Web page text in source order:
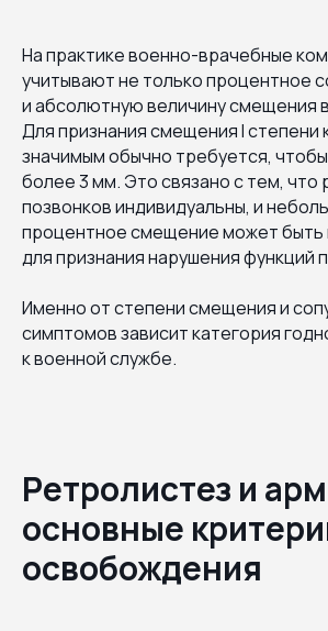
На практике военно-врачебные
учитывают не только процентное
и абсолютную величину смещения
Для признания смещения I степени
значимым обычно требуется,
более 3 мм. Это связано с тем, что
позвонков индивидуальны, и
процентное смещение может быть
для признания нарушения функций
Именно от степени смещения и
симптомов зависит категория
к военной службе.
Ретролистез и
основные
освобождения